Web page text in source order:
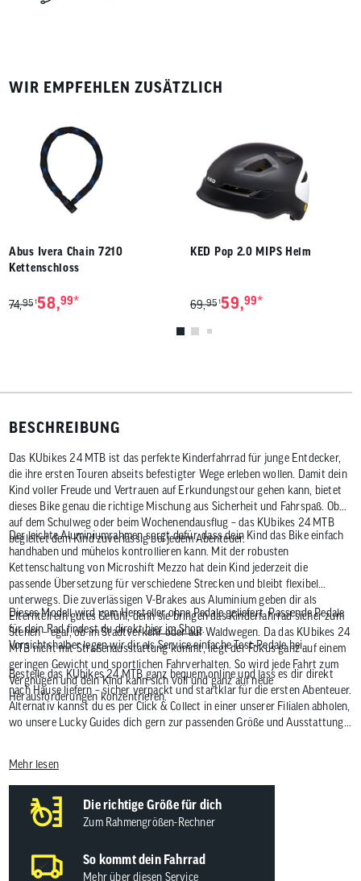
WIR EMPFEHLEN ZUSÄTZLICH
Abus Ivera Chain 7210
Kettenschloss
74,95 158,99*
KED Pop 2.0 MIPS Helm
69,95 159,99*
BESCHREIBUNG
Das KUbikes 24 MTB ist das perfekte Kinderfahrrad für junge Entdecker,
die ihre ersten Touren abseits befestigter Wege erleben wollen. Damit dein
Kind voller Freude und Vertrauen auf Erkundungstour gehen kann, bietet
dieses Bike genau die richtige Mischung aus Sicherheit und Fahrspaß. Ob
auf dem Schulweg oder beim Wochenendausflug – das KUbikes 24 MTB
begleitet dein Kind zuverlässig bei jedem Abenteuer.
Der leichte Aluminiumrahmen sorgt dafür, dass dein Kind das Bike einfach
handhaben und mühelos kontrollieren kann. Mit der robusten
Kettenschaltung von Microshift Mezzo hat dein Kind jederzeit die
passende Übersetzung für verschiedene Strecken und bleibt flexibel
unterwegs. Die zuverlässigen V-Brakes aus Aluminium geben dir als
Elternteil ein gutes Gefühl, denn sie bringen das Kinderfahrrad sicher zum
Stehen – egal, ob im Stadtverkehr oder auf Waldwegen. Da das KUbikes 24
MTB nicht mit Straßenausstattung kommt, liegt der Fokus ganz auf einem
geringen Gewicht und sportlichen Fahrverhalten. So wird jede Fahrt zum
Vergnügen und dein Kind kann sich voll und ganz auf neue
Herausforderungen konzentrieren.
Dieses Modell wird vom Hersteller ohne Pedale geliefert. Passende Pedale
für dein Rad findest du direkthier im Shop.
Vorsichtshalber legen wir dir als Service einfache Test-Pedale bei.
Bestelle das KUbikes 24 MTB ganz bequem online und lass es dir direkt
nach Hause liefern – sicher verpackt und startklar für die ersten Abenteuer.
Alternativ kannst du es per Click & Collect in einer unserer Filialen abholen,
wo unsere Lucky Guides dich gern zur passenden Größe und Ausstattung
Mehr lesen
Die richtige Größe für dich
Zum Rahmengrößen-Rechner
So kommt dein Fahrrad
Mehr über diesen Service